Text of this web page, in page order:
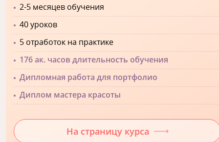
2-5 месяцев обучения
40 уроков
5 отработок на практике
176 ак. часов длительность обучения
Дипломная работа для портфолио
Диплом мастера красоты
На страницу курса